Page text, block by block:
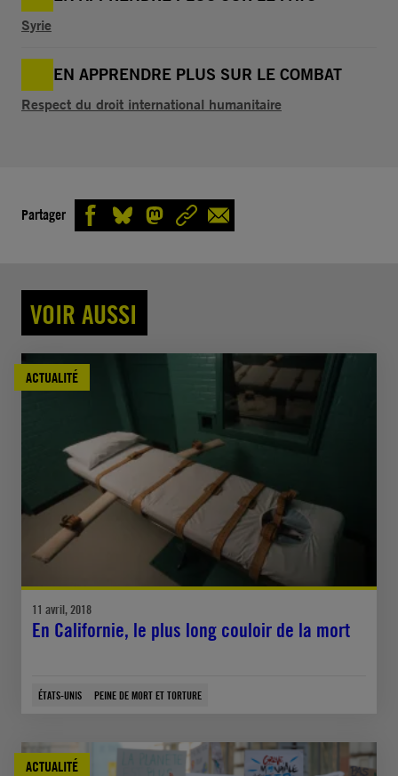
Syrie
EN APPRENDRE PLUS SUR LE COMBAT
Respect du droit international humanitaire
Partager
VOIR AUSSI
ACTUALITÉ
11 avril, 2018
En Californie, le plus long couloir de la mort
ÉTATS-UNIS PEINE DE MORT ET TORTURE
ACTUALITÉ